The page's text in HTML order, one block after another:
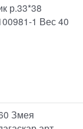
р.33*38
1 Вес 40
Змея